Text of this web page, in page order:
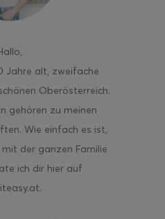
,
Jahre alt, zweifache
Oberösterreich.
gehören zu meinen
Wie einfach es ist,
der ganzen Familie
ich dir hier auf